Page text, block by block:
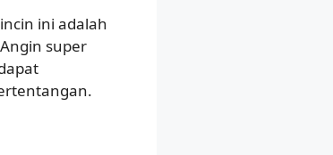
ini adalah
super